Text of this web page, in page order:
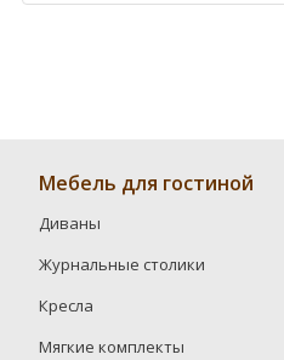
Мебель для гостиной
Диваны
Журнальные столики
Кресла
Мягкие комплекты